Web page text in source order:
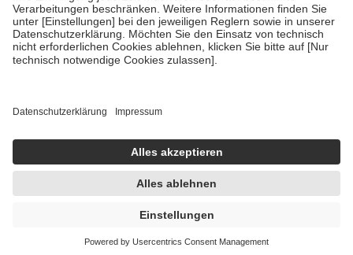
GKV getragen werden
• empfohlenen Schutzimpfungen
• Harn- und Blutteststreifen
getroffen, um sicherzustellen, dass es sich um echte Bewertungen
https://help.etrusted.com/hc/de/articles/4419944605341
Einige Bilder und Inhalte wurden unter Zuhilfenahme künstlicher